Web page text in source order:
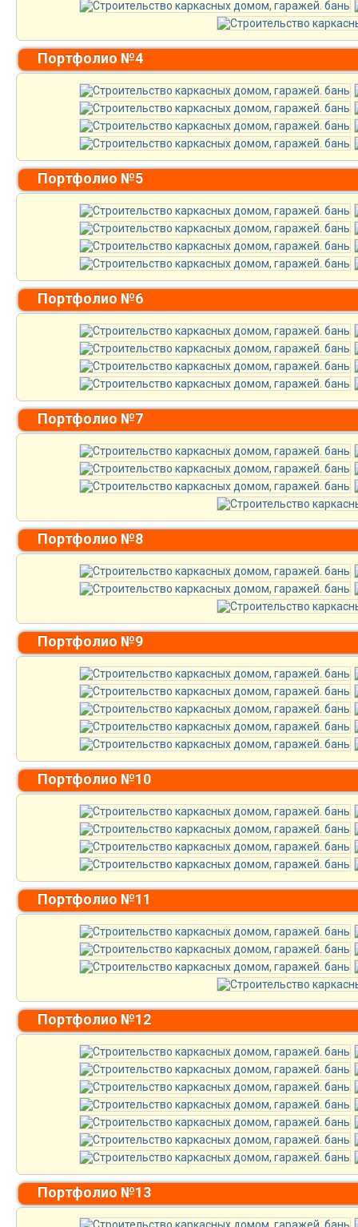
Портфолио №4
Портфолио №5
Портфолио №6
Портфолио №7
Портфолио №8
Портфолио №9
Портфолио №10
Портфолио №11
Портфолио №12
Портфолио №13